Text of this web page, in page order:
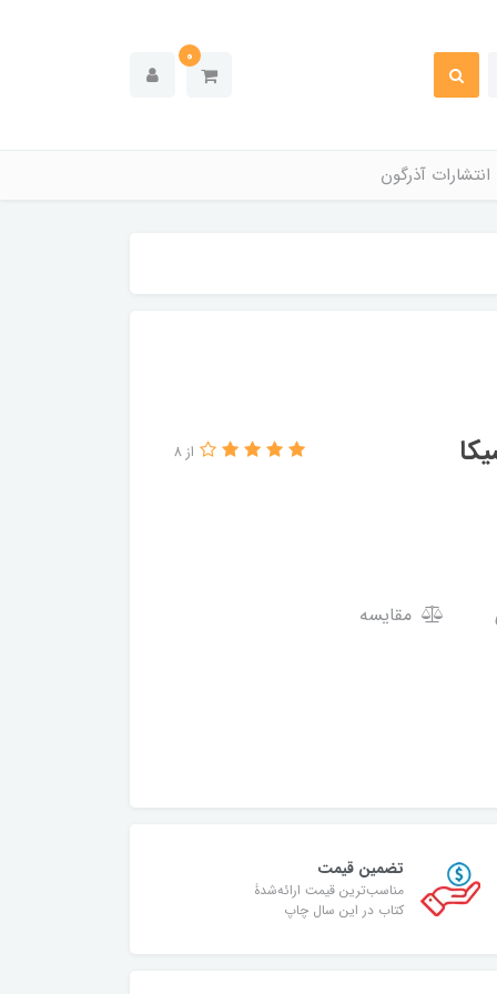
0
انتشارات آذرگون
از 8
مقایسه
تضمین قیمت
مناسب‌ترین قیمت ارائه‌شدۀ
کتاب در این سال چاپ